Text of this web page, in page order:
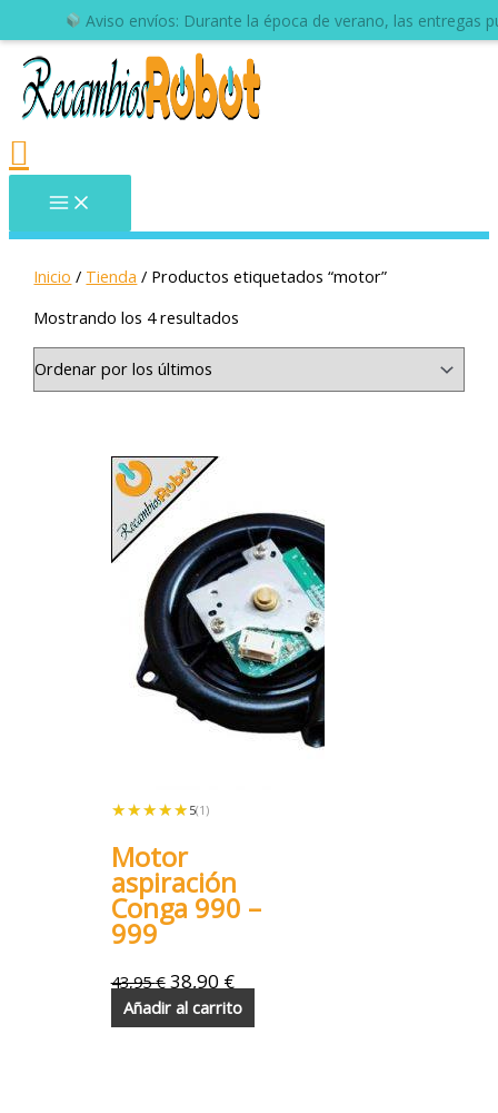
Aviso envíos: Durante la época de verano, las entregas
Inicio / Tienda / Productos etiquetados “motor”
Mostrando los 4 resultados
★★★★★
★★★★★ 5(1)
Motor
aspiración
Conga 990 –
999
43,95€ 38,90 €
Añadir al carrito